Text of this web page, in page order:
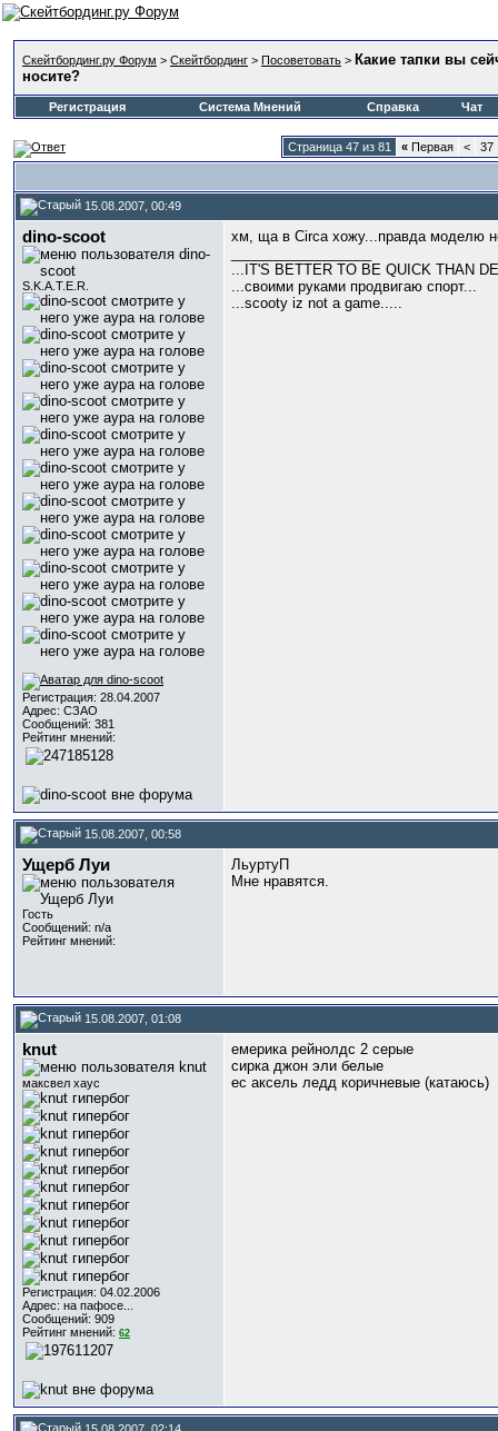
Скейтбординг.ру Форум > Скейтбординг > Посоветовать > Какие тапки вы
носите?
Регистрация Система Мнений Справка Чат
Страница 47 из 81 « Первая < 37
15.08.2007, 00:49
dino-scoot
S.K.A.T.E.R.
Регистрация: 28.04.2007
Адрес: СЗАО
Сообщений: 381
Рейтинг мнений:
хм, ща в Circa хожу...правда моделю
...IT'S BETTER TO BE QUICK THAN
...своими руками продвигаю спорт...
...scooty iz not a game.....
15.08.2007, 00:58
Ущерб Луи
Гость
Сообщений: n/a
Рейтинг мнений:
ЛьуртуП
Мне нравятся.
15.08.2007, 01:08
knut
максвел хаус
Регистрация: 04.02.2006
Адрес: на пафосе...
Сообщений: 909
Рейтинг мнений: 62
емерика рейнолдс 2 серые
сирка джон эли белые
ес аксель ледд коричневые (катаюсь)